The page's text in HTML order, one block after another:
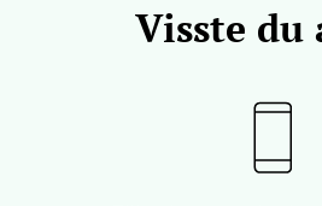
Visste du
- Thon Senter Sartor